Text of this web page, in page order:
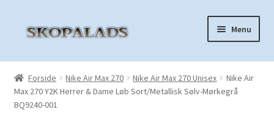
Menu
Forside
Nike Air Force 1
Forside Nike Air Max 270 Nike Air Max 270 Unisex
Nike Air
Max 270 Y2K Herrer & Dame Løb Sort/Metallisk Sølv-Mørkegrå
BQ9240-001